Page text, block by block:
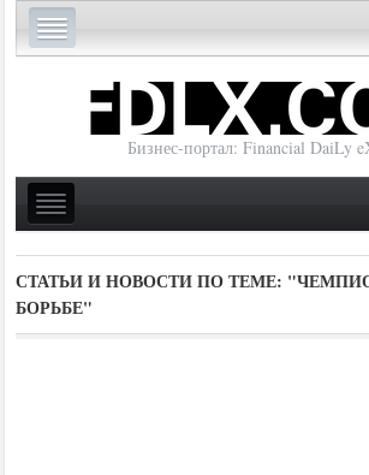
Бизнес-портал: Financial DaiLy
СТАТЬИ И НОВОСТИ ПО ТЕМЕ:
БОРЬБЕ"